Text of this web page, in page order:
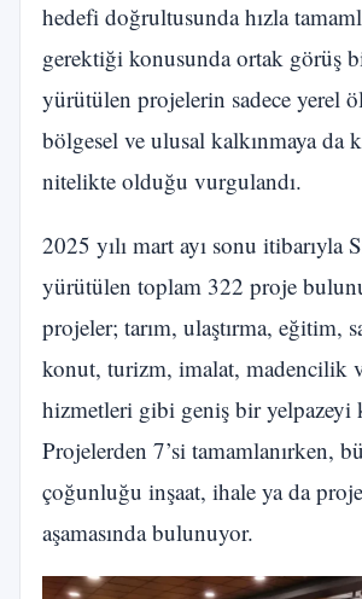
hedefi doğrultusunda hızla
gerektiği konusunda ortak görüş
yürütülen projelerin sadece yerel
bölgesel ve ulusal kalkınmaya da
nitelikte olduğu vurgulandı.
2025 yılı mart ayı sonu itibarıyla
yürütülen toplam 322 proje
projeler; tarım, ulaştırma, eğitim,
konut, turizm, imalat, madencilik
hizmetleri gibi geniş bir yelpazeyi
Projelerden 7’si tamamlanırken,
çoğunluğu inşaat, ihale ya da
aşamasında bulunuyor.